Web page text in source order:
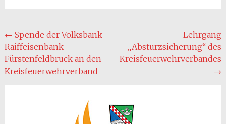
Post
navigation
← Spende der Volksbank
Raiffeisenbank
Fürstenfeldbruck an den
Kreisfeuerwehrverband
Lehrgang
„Absturzsicherung“ des
Kreisfeuerwehrverbandes
→